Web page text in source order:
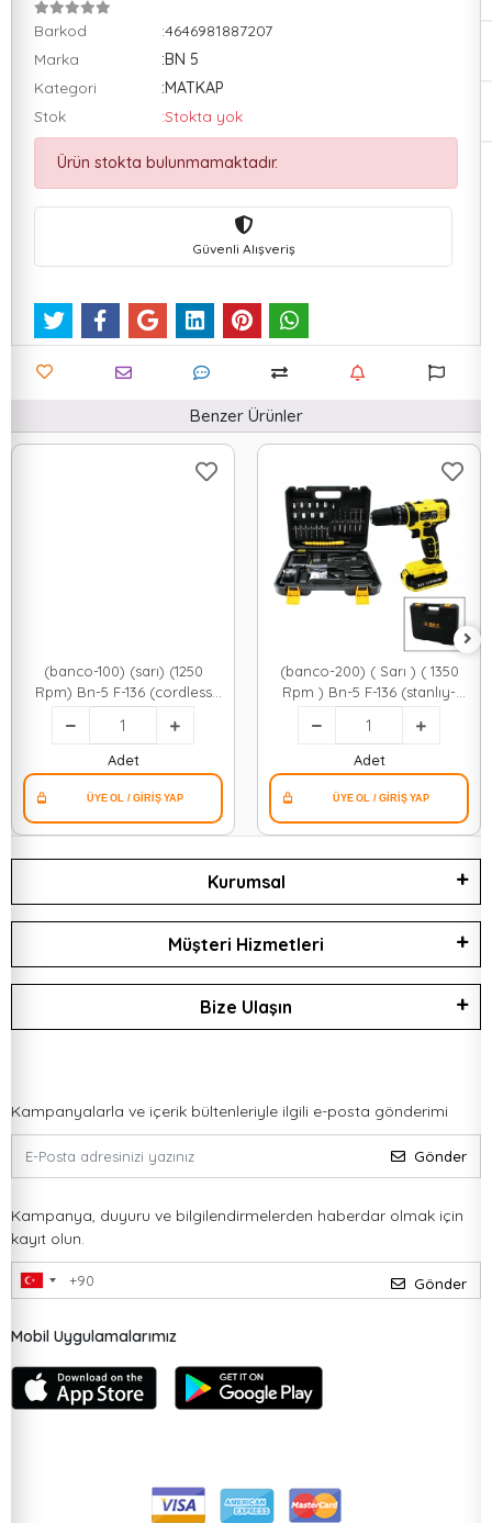
Barkod
:4646981887207
Marka
:BN 5
Kategori
:MATKAP
Stok
:Stokta yok
Ürün stokta bulunmamaktadır.
Güvenli Alışveriş
Benzer Ürünler
(banco-100) (sarı) (1250
Rpm) Bn-5 F-136 (cordless
Drıll Full) (şarjlı=24v=5.0ah &
2 Batarya) Matkap Seti
Çantalı*10
Adet
(banco-200) ( Sarı ) ( 1350
Rpm ) Bn-5 F-136 (stanlıy-
cordless) (24w) Şarjlı Matkap
Seti Çantalı*10
Adet
Kurumsal
Müşteri Hizmetleri
Bize Ulaşın
Kampanyalarla ve içerik bültenleriyle ilgili e-posta gönderimi
Gönder
Kampanya, duyuru ve bilgilendirmelerden haberdar olmak için
kayıt olun.
Gönder
Mobil Uygulamalarımız